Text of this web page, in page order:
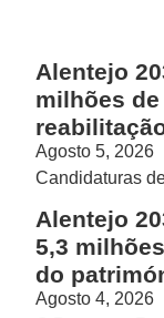
Alentejo
milhões
Agosto 5, 2026
Candidaturas
Alentejo
5,3
do
Agosto 4, 2026